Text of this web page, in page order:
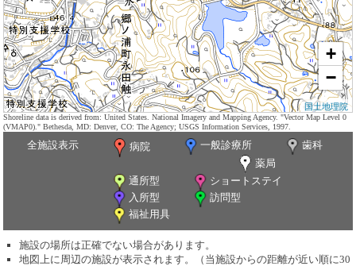
+
−
国土地理院
Shoreline data is derived from: United States. National Imagery and Mapping Agency. "Vector Map Level 0
(VMAP0)." Bethesda, MD: Denver, CO: The Agency; USGS Information Services, 1997.
全施設表示 病院 一般診療所
歯科
薬局
通所型
ショートステイ
入所型
訪問型
福祉用具
施設の場所は正確でない場合があります。
地図上に周辺の施設が表示されます。（当施設からの距離が近い順に30